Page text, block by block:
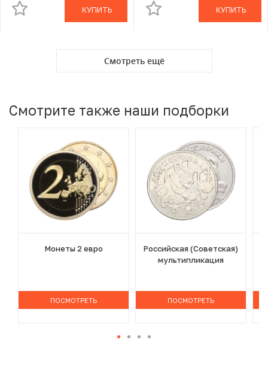
КУПИТЬ КУПИТЬ
Смотреть ещё
Смотрите также наши подборки
Монеты 2 евро
ПОСМОТРЕТЬ
Российская (Советская)
мультипликация
ПОСМОТРЕТЬ